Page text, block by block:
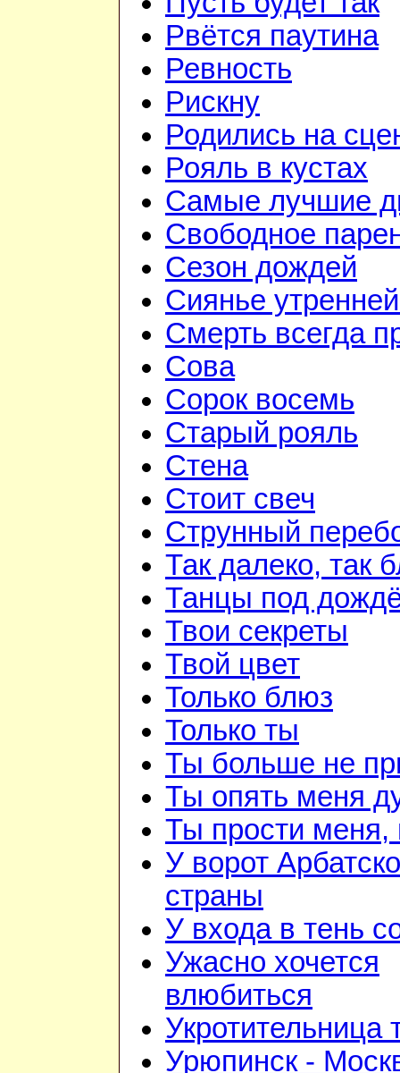
Рвётся паутина
Ревность
Рискну
Родились на
Рояль в кустах
Самые лучшие
Свободное
Сезон дождей
Сиянье
Смерть всегда
Сова
Сорок восемь
Старый рояль
Стена
Стоит свеч
Струнный
Так далеко, так
Танцы под
Твои секреты
Твой цвет
Только блюз
Только ты
Ты больше не
Ты опять меня
Ты прости
У ворот
страны
У входа в тень
Ужасно хочется
влюбиться
Укротительница
Урюпинск -